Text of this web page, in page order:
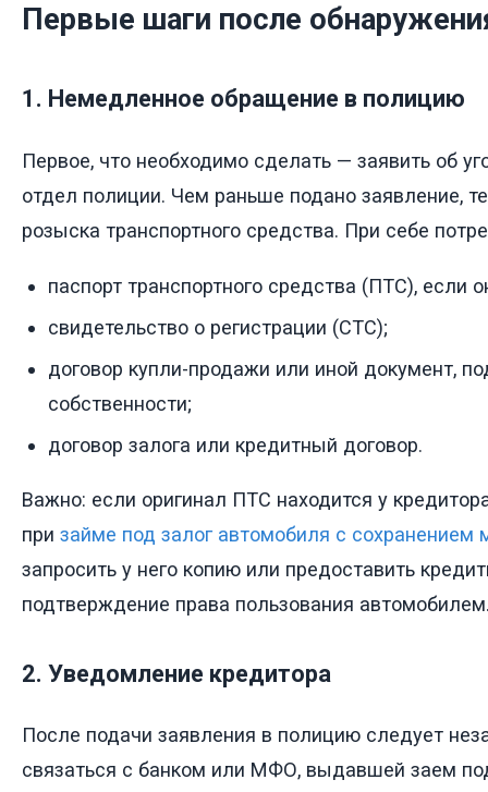
Первые шаги после
1. Немедленное обращение в полицию
Первое, что необходимо сделать — заявить об
отдел полиции. Чем раньше подано заявление,
розыска транспортного средства. При себе
паспорт транспортного средства (ПТС), если
свидетельство о регистрации (СТС);
договор купли-продажи или иной документ,
собственности;
договор залога или кредитный договор.
Важно: если оригинал ПТС находится у
при займе под залог автомобиля с
запросить у него копию или предоставить
подтверждение права пользования
2. Уведомление кредитора
После подачи заявления в полицию следует
связаться с банком или МФО, выдавшей заем